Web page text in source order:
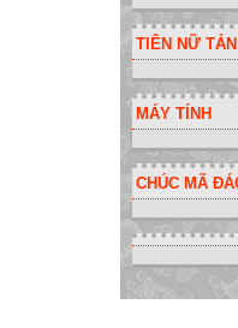
TIÊN NỮ
MÁY TÍNH
CHÚC MÃ